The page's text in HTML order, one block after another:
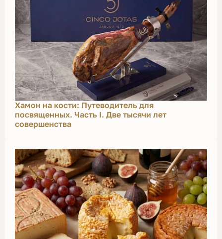
Хамон на кости: Путеводитель для
посвященных. Часть I. Две тысячи лет
совершенства